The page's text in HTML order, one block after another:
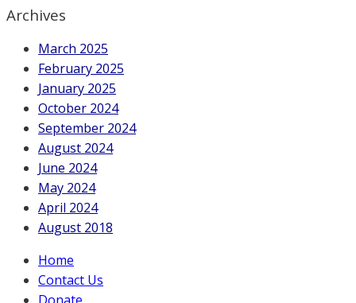
Archives
March 2025
February 2025
January 2025
October 2024
September 2024
August 2024
June 2024
May 2024
April 2024
August 2018
Home
Contact Us